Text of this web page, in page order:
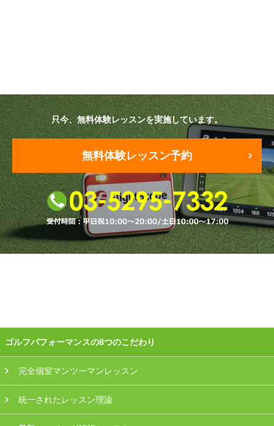
只今、無料体験レッスンを実施しています。
無料体験レッスン予約
ゴルフパフォーマンスの8つのこだわり
完全個室マンツーマンレッスン
統一されたレッスン理論